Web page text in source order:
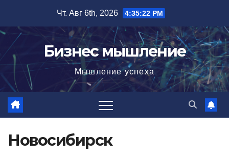
содержимому
Чт. Авг 6th, 2026 4:35:24 PM
Бизнес мышление
Мышление успеха
Новосибирск